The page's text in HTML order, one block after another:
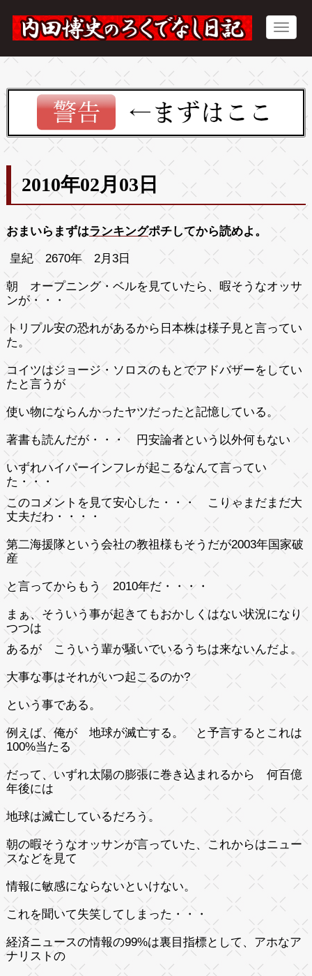
2010年02月03日
おまいらまずはランキングポチしてから読めよ。
皇紀 2670年 2月3日
朝 オープニング・ベルを見ていたら、暇そうなオッサ
ンが・・・
トリプル安の恐れがあるから日本株は様子見と言ってい
た。
コイツはジョージ・ソロスのもとでアドバザーをしてい
たと言うが
使い物にならんかったヤツだったと記憶している。
著書も読んだが・・・ 円安論者という以外何もない
いずれハイパーインフレが起こるなんて言ってい
た・・・
このコメントを見て安心した・・・ こりゃまだまだ大
丈夫だわ・・・・
第二海援隊という会社の教祖様もそうだが2003年国家破
産
と言ってからもう 2010年だ・・・・
まぁ、そういう事が起きてもおかしくはない状況になり
つつは
あるが こういう輩が騒いでいるうちは来ないんだよ。
大事な事はそれがいつ起こるのか?
という事である。
例えば、俺が 地球が滅亡する。 と予言するとこれは
100%当たる
だって、いずれ太陽の膨張に巻き込まれるから 何百億
年後には
地球は滅亡しているだろう。
朝の暇そうなオッサンが言っていた、これからはニュー
スなどを見て
情報に敏感にならないといけない。
これを聞いて失笑してしまった・・・
経済ニュースの情報の99%は裏目指標として、アホなア
ナリストの